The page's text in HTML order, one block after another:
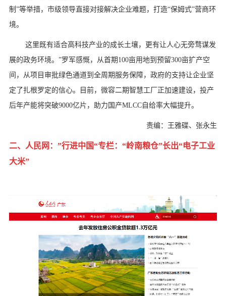
制”等举措，市级领导直接对接解决企业难题，打造“保姆式”营商环
境。
这里既有适合高科技产业的成长土壤，更有让人心无旁骛谋发
展的政务环境。”罗军感慨，从首期100亩用地到预留300亩扩产空
间，从项目审批绿色通道到全周期服务保障，政府的支持让企业坚
定了扎根罗定的信心。目前，微容二期智慧工厂正加速建设，投产
后年产能将突破9000亿片，助力国产MLCC自给率大幅提升。
责编：王雅碟、张永生
二、人民网：”行进中国“专栏： “岭南粮仓”长出“电子工业
大米”